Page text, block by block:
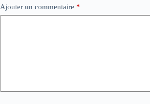
Ajouter un commentaire *